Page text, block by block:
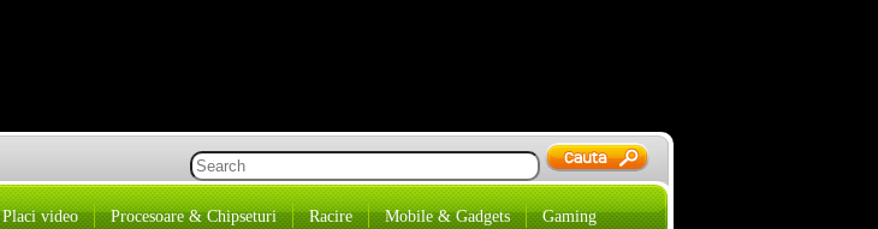
Placi video Procesoare & Chipseturi Racire Mobile & Gadgets Gaming